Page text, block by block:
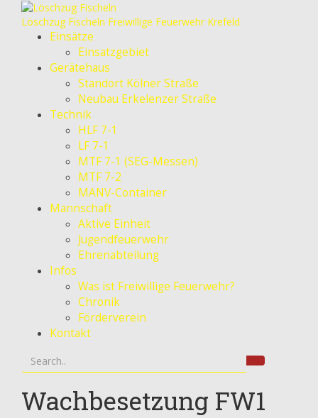
Löschzug Fischeln Freiwillige Feuerwehr Krefeld
Einsätze
Einsatzgebiet
Gerätehaus
Standort Kölner Straße
Neubau Erkelenzer Straße
Technik
HLF 7-1
LF 7-1
MTF 7-1 (SEG-Messen)
MTF 7-2
MANV-Container
Mannschaft
Aktive Einheit
Jugendfeuerwehr
Ehrenabteilung
Infos
Was ist Freiwillige Feuerwehr?
Chronik
Förderverein
Kontakt
Wachbesetzung FW1